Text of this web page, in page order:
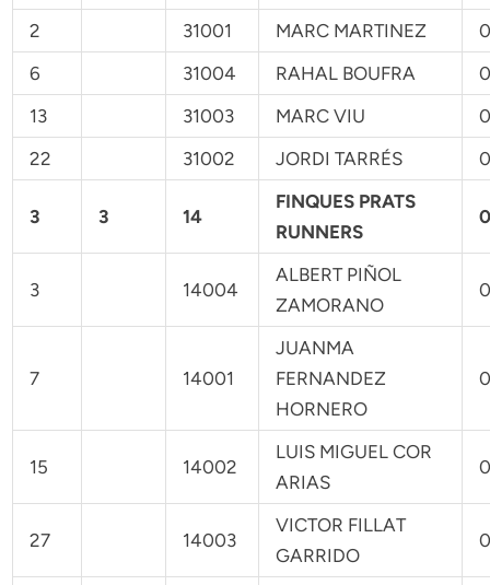
2
31001 MARC MARTINEZ
6
31004 RAHAL BOUFRA
13
31003 MARC VIU
22
31002 JORDI TARRÉS
3 3 14
FINQUES PRATS
RUNNERS
3 14004
ALBERT PIÑOL
ZAMORANO
7 14001
JUANMA
FERNANDEZ
HORNERO
15 14002
LUIS MIGUEL COR
ARIAS
27 14003
VICTOR FILLAT
GARRIDO